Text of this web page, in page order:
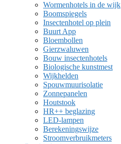
Wormenhotels in de wijk
Boomspiegels
Insectenhotel op plein
Buurt App
Bloembollen
Gierzwaluwen
Bouw insectenhotels
Biologische kunstmest
Wijkhelden
Spouwmuurisolatie
Zonnepanelen
Houtstook
HR++ beglazing
LED-lampen
Berekeningswijze
Stroomverbruikmeters